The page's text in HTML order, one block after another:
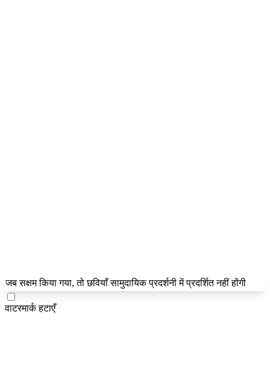
जब सक्षम किया गया, तो छवियाँ सामुदायिक प्रदर्शनी में प्रदर्शित नहीं होंगी
वाटरमार्क हटाएँ